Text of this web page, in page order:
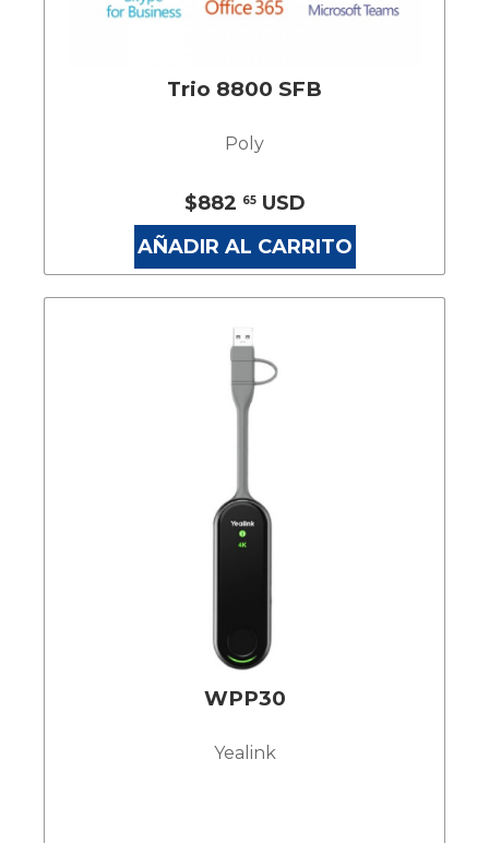
Trio 8800 SFB
Poly
$882 65USD
AÑADIR AL CARRITO
WPP30
Yealink